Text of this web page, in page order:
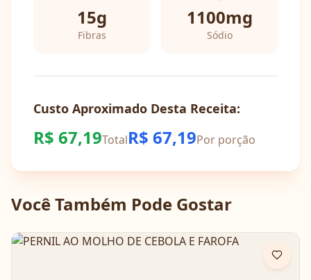
15g
Fibras
1100mg
Sódio
Custo Aproximado Desta Receita:
R$ 67,19TotalR$ 67,19Por porção
Você Também Pode Gostar